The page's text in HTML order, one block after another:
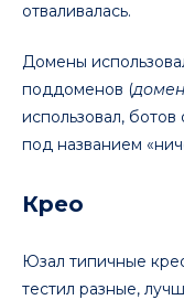
отваливалась.
Домены
поддоменов (
использовал,
под названием
Крео
Юзал типичные
тестил разные,